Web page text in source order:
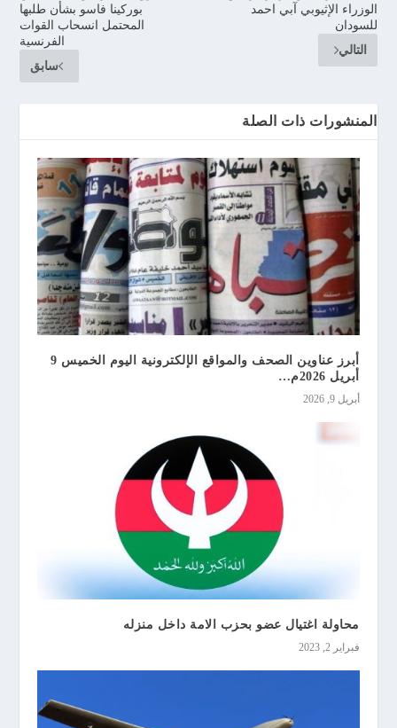
بوركينا فاسو بشأن طلبها
المحتمل انسحاب القوات
الفرنسية
سابق
الوزراء الإثيوبي آبي احمد
للسودان
التالي
المنشورات ذات الصلة
أبرز عناوين الصحف والمواقع الإلكترونية اليوم الخميس 9
أبريل 2026م…
أبريل 9, 2026
محاولة اغتيال عضو بحزب الامة داخل منزله
فبراير 2, 2023